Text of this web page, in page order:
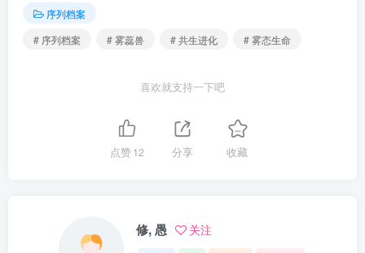
序列档案
# 序列档案
# 雾蕊兽 # 共生进化 # 雾态生命
喜欢就支持一下吧
点赞12 分享 收藏
修, 愚 关注